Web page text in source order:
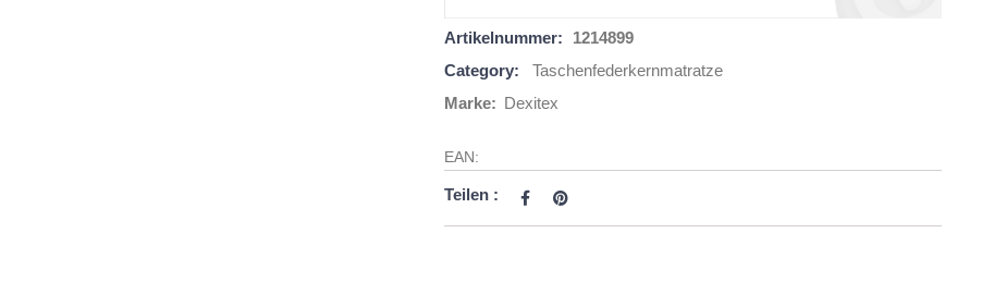
Artikelnummer:
1214899
Category:
Taschenfederkernmatratze
Marke: Dexitex
EAN:
Teilen :